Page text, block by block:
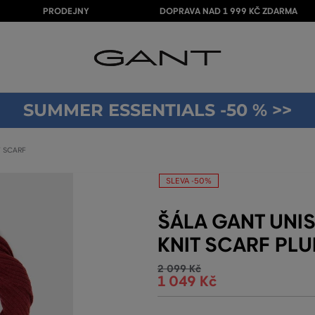
PRODEJNY DOPRAVA NAD 1 999 KČ ZDARMA
SUMMER ESSENTIALS -50 % >>
SCARF
SLEVA -50%
ŠÁLA GANT
KNIT SCARF
2 099 Kč
1 049 Kč